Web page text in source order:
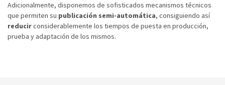
Adicionalmente, disponemos de sofisticados mecanismos técnicos
que permiten su publicación semi-automática, consiguiendo así
reducirconsiderablemente los tiempos de puesta en producción,
prueba y adaptación de los mismos.